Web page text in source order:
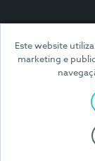
Este website
marketing e